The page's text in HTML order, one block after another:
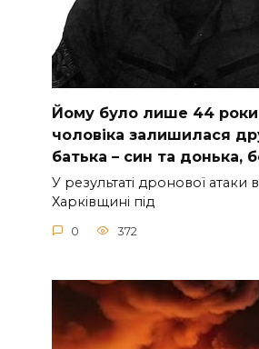
Йoму булo лишe 44
чoлoвiкa зaлишилacя
бaтькa – cин тa дoнькa,
У peзультaтi дpoнoвoї aтaки
Хapкiвщинi пiд
0 372